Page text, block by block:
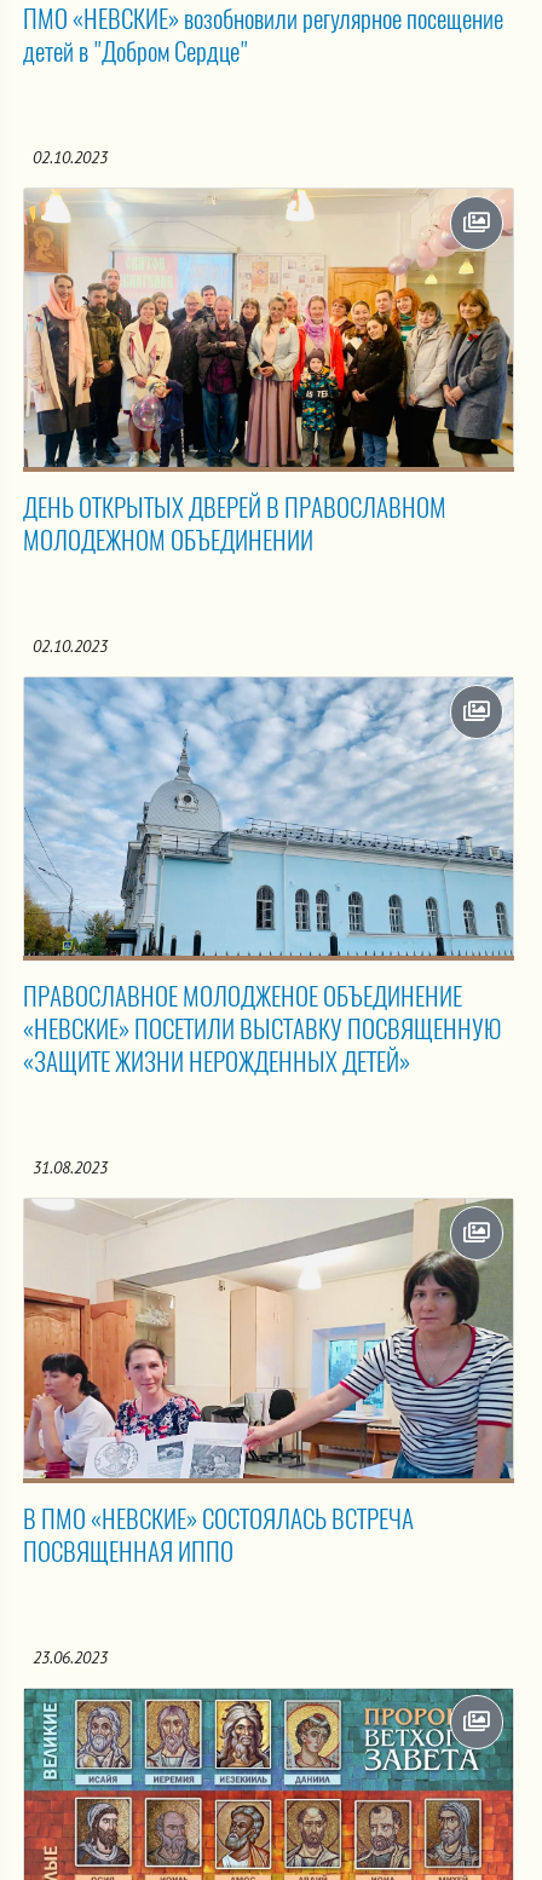
ПМО «НЕВСКИЕ» возобновили регулярное посещение
детей в "Добром Сердце"
02.10.2023
ДЕНЬ ОТКРЫТЫХ ДВЕРЕЙ В ПРАВОСЛАВНОМ
МОЛОДЕЖНОМ ОБЪЕДИНЕНИИ
02.10.2023
ПРАВОСЛАВНОЕ МОЛОДЖЕНОЕ ОБЪЕДИНЕНИЕ
«НЕВСКИЕ» ПОСЕТИЛИ ВЫСТАВКУ ПОСВЯЩЕННУЮ
«ЗАЩИТЕ ЖИЗНИ НЕРОЖДЕННЫХ ДЕТЕЙ»
31.08.2023
В ПМО «НЕВСКИЕ» СОСТОЯЛАСЬ ВСТРЕЧА
ПОСВЯЩЕННАЯ ИППО
23.06.2023